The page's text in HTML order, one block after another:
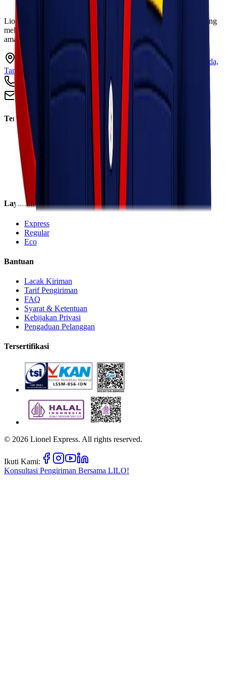
Lionel Express adalah perusahaan jasa pengiriman terpercaya yang
melayani pengiriman barang ke seluruh Indonesia dengan cepat,
aman, dan harga kompetitif.
Ruko Garden Square Blok G No. 11-12 Jurumudi baru, Benda,
Tangerang, Banten 15124
+62 813 8838 8182
info@lionelexpress.com
Tentang Kami
Tentang Kami
Visi & Misi
Sosial Perusahaan
Karir
Cabang
Informasi
Layanan
Express
Regular
Eco
Bantuan
Lacak Kiriman
Tarif Pengiriman
FAQ
Syarat & Ketentuan
Kebijakan Privasi
Pengaduan Pelanggan
Tersertifikasi
© 2026 Lionel Express. All rights reserved.
Ikuti Kami:
Konsultasi Pengiriman Bersama LILO!